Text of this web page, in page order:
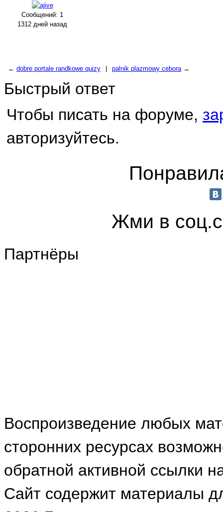
Сообщений: 1
1312 дней назад
← dobre portale randkowe quizy palnik plazmowy cebora →
Быстрый ответ
Чтобы писать на форуме,
авторизуйтесь.
Жми в
Партнёры
Воспроизведение любых
сторонних ресурсах
обратной активной ссылки
Сайт содержит материалы